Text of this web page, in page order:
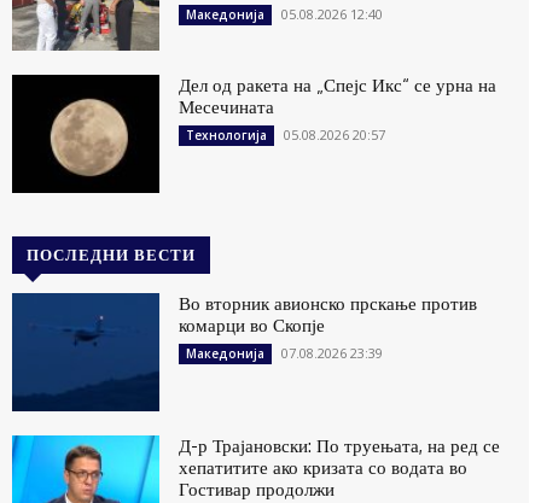
Македонија 05.08.2026 12:40
Дел од ракета на „Спејс Икс“ се урна на
Месечината
Технологија 05.08.2026 20:57
ПОСЛЕДНИ ВЕСТИ
Во вторник авионско прскање против
комарци во Скопје
Македонија 07.08.2026 23:39
Д-р Трајановски: По труењата, на ред се
хепатитите ако кризата со водата во
Гостивар продолжи